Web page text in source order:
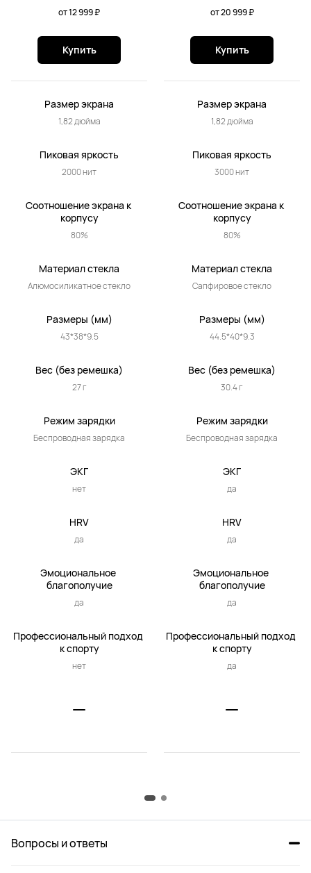
от 12 999 ₽
Купить
Размер экрана
1,82 дюйма
Пиковая яркость
2000 нит
Соотношение экрана к
корпусу
80%
Материал стекла
Алюмосиликатное стекло
Размеры (мм)
43*38*9.5
Вес (без ремешка)
27 г
Режим зарядки
Беспроводная зарядка
ЭКГ
нет
HRV
да
Эмоциональное
благополучие
да
Профессиональный подход
к спорту
нет
от 20 999 ₽
Купить
Размер экрана
1,82 дюйма
Пиковая яркость
3000 нит
Соотношение экрана к
корпусу
80%
Материал стекла
Сапфировое стекло
Размеры (мм)
44.5*40*9.3
Вес (без ремешка)
30.4 г
Режим зарядки
Беспроводная зарядка
ЭКГ
да
HRV
да
Эмоциональное
благополучие
да
Профессиональный подход
к спорту
да
Вопросы и ответы